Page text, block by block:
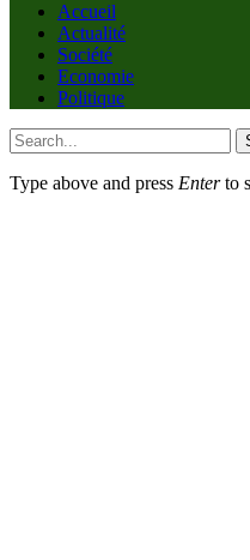
Accueil
Actualité
Société
Economie
Politique
Type above and press Enterto